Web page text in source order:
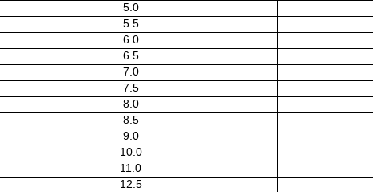
5.0
5.5
6.0
6.5
7.0
7.5
8.0
8.5
9.0
10.0
11.0
12.5